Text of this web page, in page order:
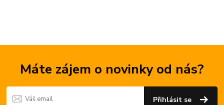
Máte zájem o novinky od nás?
Přihlásit se